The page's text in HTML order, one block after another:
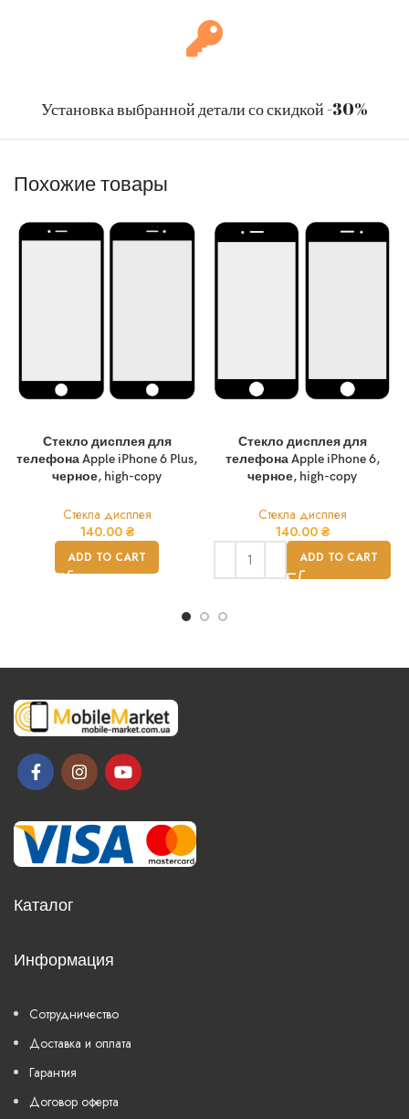
Установка выбранной детали со скидкой -30%
Похожие товары
Стекло дисплея для
телефона Apple iPhone 6 Plus,
черное, high-copy
Стекла дисплея
140.00 ₴
ADD TO CART
Стекло дисплея для
телефона Apple iPhone 6,
черное, high-copy
Стекла дисплея
140.00 ₴
ADD TO CART
Каталог
Информация
Сотрудничество
Доставка и оплата
Гарантия
Договор оферта